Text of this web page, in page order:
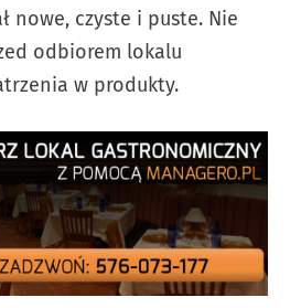
nowe, czyste i puste. Nie
odbiorem lokalu
w produkty.